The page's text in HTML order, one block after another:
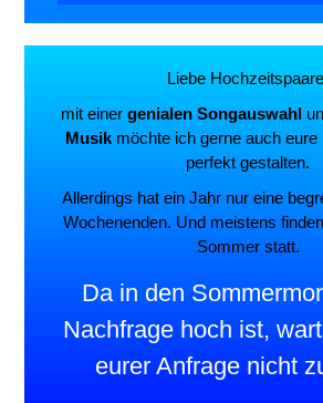
Liebe
mit einer genialen Songauswahl
Musikmöchte ich gerne auch eure
perfekt gestalten.
Allerdings hat ein Jahr nur eine
Wochenenden. Und meistens
Sommer statt.
Da in den
Nachfrage hoch ist,
eurer Anfrage nicht